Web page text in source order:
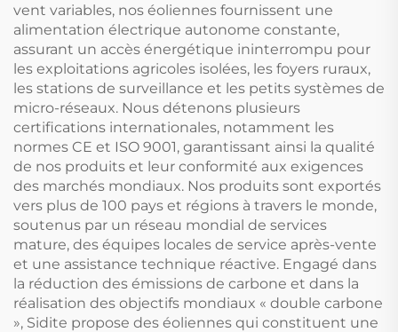
vent variables, nos éoliennes fournissent une
alimentation électrique autonome constante,
assurant un accès énergétique ininterrompu pour
les exploitations agricoles isolées, les foyers ruraux,
les stations de surveillance et les petits systèmes de
micro-réseaux. Nous détenons plusieurs
certifications internationales, notamment les
normes CE et ISO 9001, garantissant ainsi la qualité
de nos produits et leur conformité aux exigences
des marchés mondiaux. Nos produits sont exportés
vers plus de 100 pays et régions à travers le monde,
soutenus par un réseau mondial de services
mature, des équipes locales de service après-vente
et une assistance technique réactive. Engagé dans
la réduction des émissions de carbone et dans la
réalisation des objectifs mondiaux « double carbone
», Sidite propose des éoliennes qui constituent une